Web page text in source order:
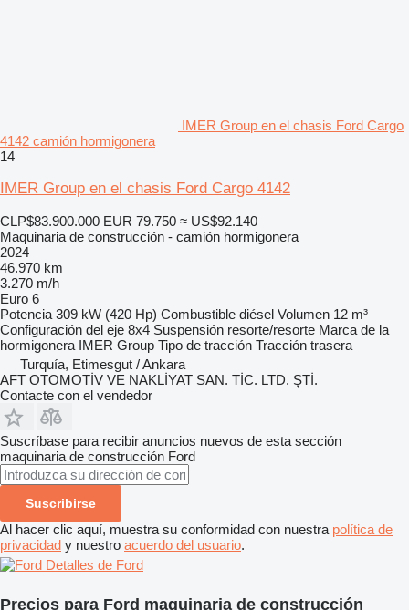
IMER Group en el chasis Ford Cargo
4142 camión hormigonera
14
IMER Group en el chasis Ford Cargo 4142
CLP$83.900.000 EUR 79.750 ≈ US$92.140
Maquinaria de construcción - camión hormigonera
2024
46.970 km
3.270 m/h
Euro 6
Potencia 309 kW (420 Hp) Combustible diésel Volumen 12 m³
Configuración del eje 8x4 Suspensión resorte/resorte Marca de la
hormigonera IMER Group Tipo de tracción Tracción trasera
Turquía, Etimesgut / Ankara
AFT OTOMOTİV VE NAKLİYAT SAN. TİC. LTD. ŞTİ.
Contacte con el vendedor
Suscríbase para recibir anuncios nuevos de esta sección
maquinaria de construcción Ford
Suscribirse
Al hacer clic aquí, muestra su conformidad con nuestra política de
privacidad y nuestro acuerdo del usuario.
Detalles de Ford
Precios para Ford maquinaria de construcción